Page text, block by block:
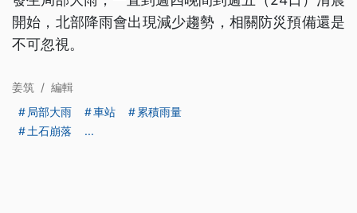
開始，北部降雨會出現減少趨勢，相關防災預備還是
不可忽視。
姜筑 / 編輯
局部大雨
車站
累積雨量
土石崩落
...